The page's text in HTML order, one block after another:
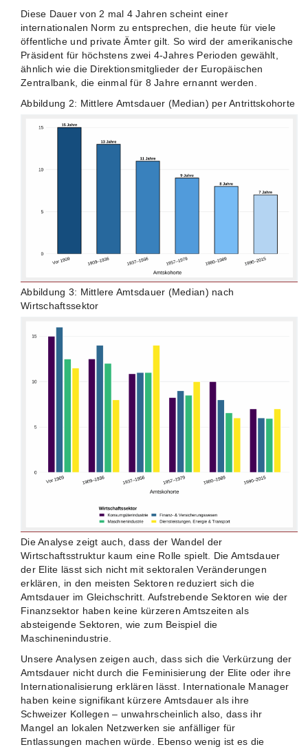
Diese Dauer von 2 mal 4 Jahren scheint einer
internationalen Norm zu entsprechen, die heute für viele
öffentliche und private Ämter gilt. So wird der amerikanische
Präsident für höchstens zwei 4-Jahres Perioden gewählt,
ähnlich wie die Direktionsmitglieder der Europäischen
Zentralbank, die einmal für 8 Jahre ernannt werden.
Abbildung 2: Mittlere Amtsdauer (Median) per Antrittskohorte
Abbildung 3: Mittlere Amtsdauer (Median) nach
Wirtschaftssektor
Die Analyse zeigt auch, dass der Wandel der
Wirtschaftsstruktur kaum eine Rolle spielt. Die Amtsdauer
der Elite lässt sich nicht mit sektoralen Veränderungen
erklären, in den meisten Sektoren reduziert sich die
Amtsdauer im Gleichschritt. Aufstrebende Sektoren wie der
Finanzsektor haben keine kürzeren Amtszeiten als
absteigende Sektoren, wie zum Beispiel die
Maschinenindustrie.
Unsere Analysen zeigen auch, dass sich die Verkürzung der
Amtsdauer nicht durch die Feminisierung der Elite oder ihre
Internationalisierung erklären lässt. Internationale Manager
haben keine signifikant kürzere Amtsdauer als ihre
Schweizer Kollegen – unwahrscheinlich also, dass ihr
Mangel an lokalen Netzwerken sie anfälliger für
Entlassungen machen würde. Ebenso wenig ist es die